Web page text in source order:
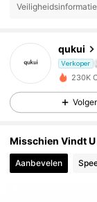
qukui
Verkoper
230K
Misschien Vindt
Aanbevelen